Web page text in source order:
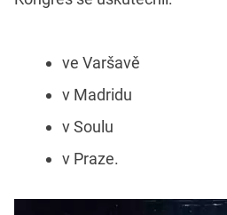
ve Varšavě
v Madridu
v Soulu
v Praze.